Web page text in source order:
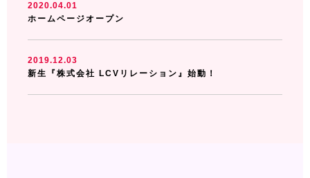
2020.04.01
ホームページオープン
2019.12.03
新生『株式会社 LCVリレーション』始動！